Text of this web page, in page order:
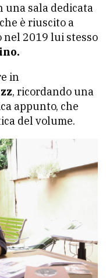
una sala dedicata
è riuscito a
nel 2019 lui stesso
in
, ricordando una
appunto, che
del volume.